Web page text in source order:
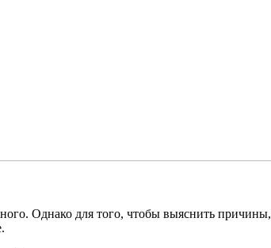
Однако для того, чтобы выяснить